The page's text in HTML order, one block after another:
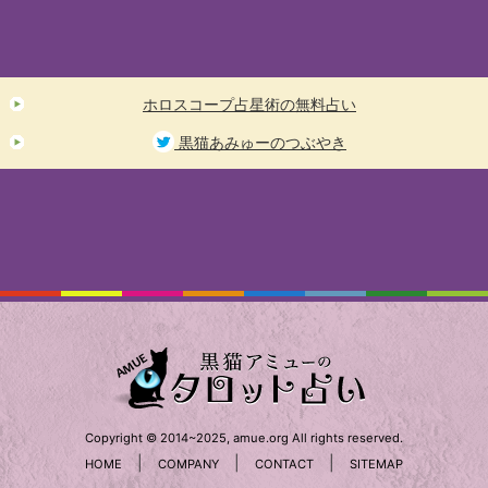
ホロスコープ占星術の無料占い
黒猫あみゅーのつぶやき
Copyright © 2014~2025, amue.org All rights reserved.
HOME
| COMPANY CONTACT SITEMAP